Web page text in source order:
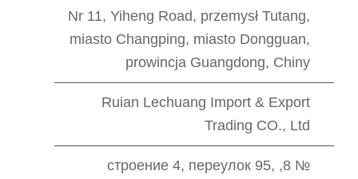
Nr 11, Yiheng Road, przemysł Tutang,
miasto Changping, miasto Dongguan,
prowincja Guangdong, Chiny
Ruian Lechuang Import & Export
Trading CO., Ltd
№ 8, строение 4, переулок 95,